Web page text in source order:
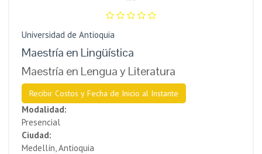
Universidad de Antioquia
Maestría en Lingüística
Maestría en Lengua y Literatura
Recibir Costos y Fecha de Inicio al Instante
Modalidad:
Presencial
Ciudad:
Medellín, Antioquia